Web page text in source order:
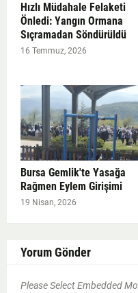
Hızlı Müdahale Felaketi
Önledi: Yangın Ormana
Sıçramadan Söndürüldü
16 Temmuz, 2026
Bursa Gemlik'te Yasağa
Rağmen Eylem Girişimi
19 Nisan, 2026
Yorum Gönder
Please Select Embedded